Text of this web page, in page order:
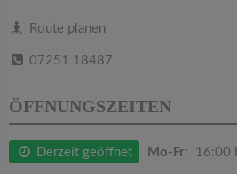
Route planen
07251 18487
ÖFFNUNGSZEITEN
Derzeit geöffnet Mo-Fr: 16:00
g
a
t